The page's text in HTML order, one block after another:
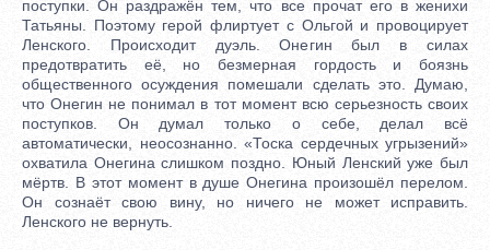
поступки. Он раздражён тем, что все прочат его в женихи
Татьяны. Поэтому герой флиртует с Ольгой и провоцирует
Ленского. Происходит дуэль. Онегин был в силах
предотвратить её, но безмерная гордость и боязнь
общественного осуждения помешали сделать это. Думаю,
что Онегин не понимал в тот момент всю серьезность своих
поступков. Он думал только о себе, делал всё
автоматически, неосознанно. «Тоска сердечных угрызений»
охватила Онегина слишком поздно. Юный Ленский уже был
мёртв. В этот момент в душе Онегина произошёл перелом.
Он сознаёт свою вину, но ничего не может исправить.
Ленского не вернуть.